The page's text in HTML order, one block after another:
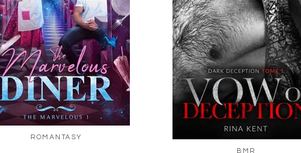
ROMANTASY
BMR